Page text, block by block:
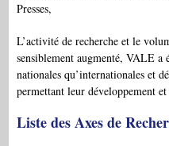
Presses,
L’activité de recherche et le
sensiblement augmenté, VALE a
nationales qu’internationales et
permettant leur développement
Liste des Axes de